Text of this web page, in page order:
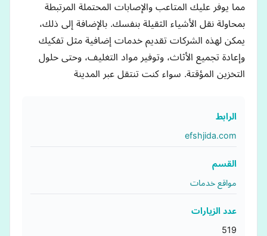
مما يوفر عليك المتاعب والإصابات المحتملة المرتبطة
بمحاولة نقل الأشياء الثقيلة بنفسك. بالإضافة إلى ذلك،
يمكن لهذه الشركات تقديم خدمات إضافية مثل تفكيك
وإعادة تجميع الأثاث، وتوفير مواد التغليف، وحتى حلول
التخزين المؤقتة. سواء كنت تنتقل عبر المدينة
الرابط
efshjida.com
القسم
مواقع خدمات
عدد الزيارات
519